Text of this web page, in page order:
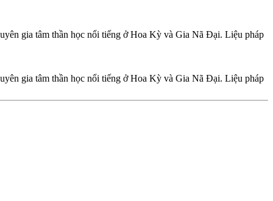
gia tâm thần học nổi tiếng ở Hoa Kỳ và Gia Nã Đại. Liệu pháp
gia tâm thần học nổi tiếng ở Hoa Kỳ và Gia Nã Đại. Liệu pháp